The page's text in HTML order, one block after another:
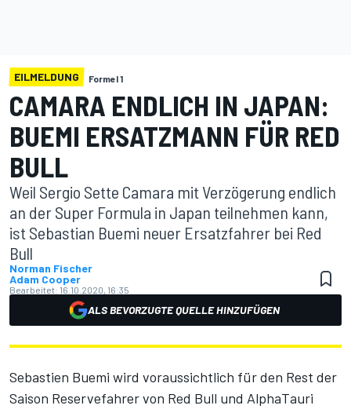
EILMELDUNG Formel 1
CAMARA ENDLICH IN JAPAN:
BUEMI ERSATZMANN FÜR RED
BULL
Weil Sergio Sette Camara mit Verzögerung endlich
an der Super Formula in Japan teilnehmen kann,
ist Sebastian Buemi neuer Ersatzfahrer bei Red
Bull
Norman Fischer
Adam Cooper
Bearbeitet: 16.10.2020, 16:35
ALS BEVORZUGTE QUELLE HINZUFÜGEN
Sebastien Buemi wird voraussichtlich für den Rest der
Saison Reservefahrer von Red Bull und AlphaTauri